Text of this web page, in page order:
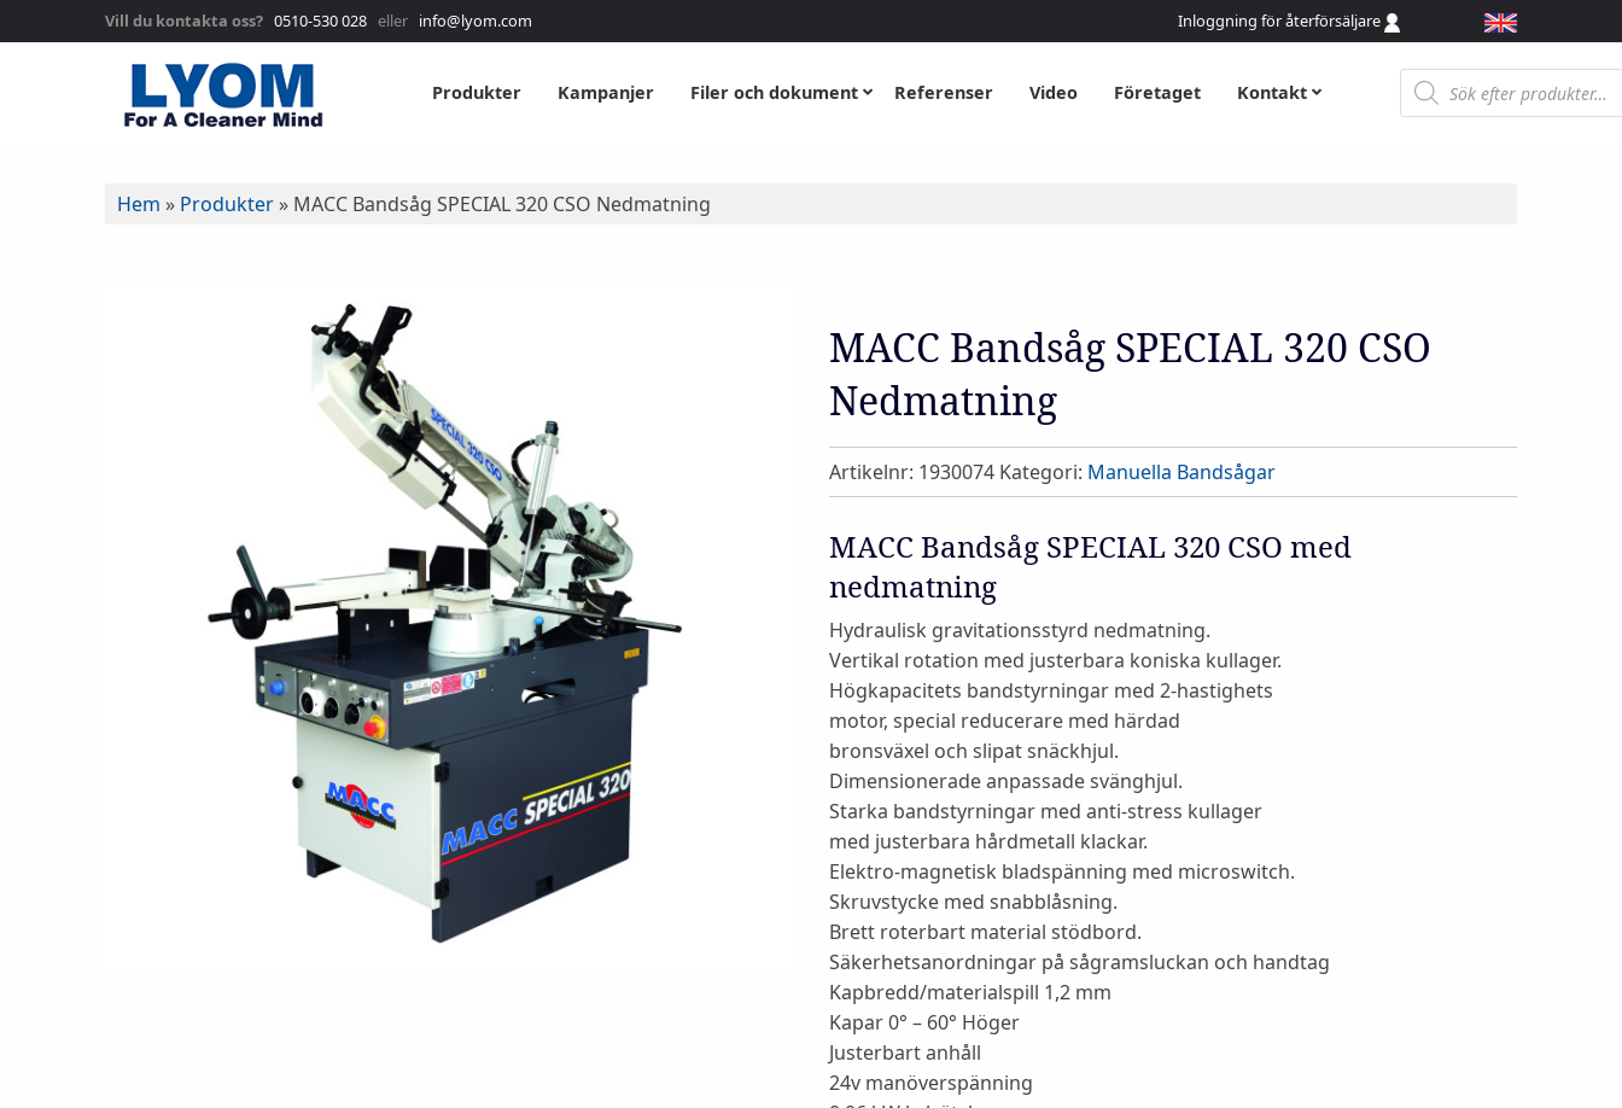
Vill du kontakta oss? 0510-530 028 eller info@lyom.com Inloggning för återförsäljare
Produkter Kampanjer Filer och dokument Referenser Video Företaget Kontakt Produktsökning
Hem » Produkter » MACC Bandsåg SPECIAL 320 CSO Nedmatning
MACC Bandsåg SPECIAL 320 CSO
Nedmatning
Artikelnr: 1930074 Kategori: Manuella Bandsågar
MACC Bandsåg SPECIAL 320 CSO med
nedmatning
Hydraulisk gravitationsstyrd nedmatning.
Vertikal rotation med justerbara koniska kullager.
Högkapacitets bandstyrningar med 2-hastighets
motor, special reducerare med härdad
bronsväxel och slipat snäckhjul.
Dimensionerade anpassade svänghjul.
Starka bandstyrningar med anti-stress kullager
med justerbara hårdmetall klackar.
Elektro-magnetisk bladspänning med microswitch.
Skruvstycke med snabblåsning.
Brett roterbart material stödbord.
Säkerhetsanordningar på sågramsluckan och handtag
Kapbredd/materialspill 1,2 mm
Kapar 0° – 60° Höger
Justerbart anhåll
24v manöverspänning